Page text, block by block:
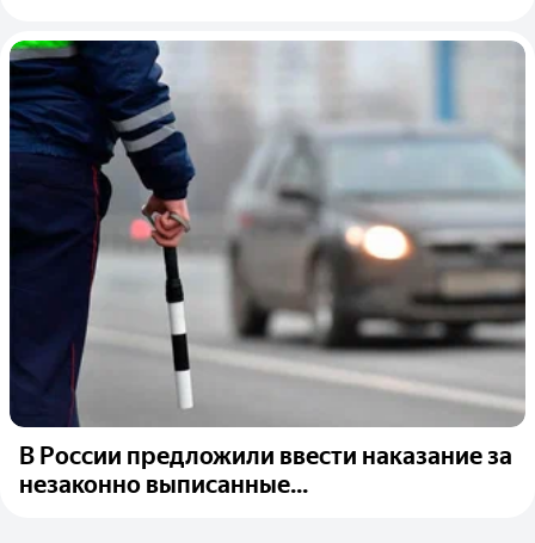
В России предложили ввести наказание за
незаконно выписанные...